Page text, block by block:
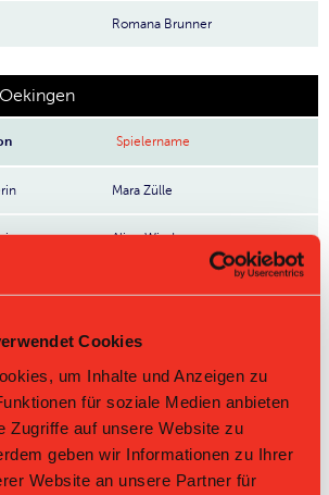
Cookies
um Inhalte und Anzeigen zu
für soziale Medien anbieten
Zugriffe auf unsere Website zu
geben wir Informationen zu Ihrer
Website an unsere Partner für
Romana Brunner
Spielername
Mara Zülle
Aline Wiedmer
Lia Schmid
Manuela Häberli
Jessica Frei
Alice Roth-Vez